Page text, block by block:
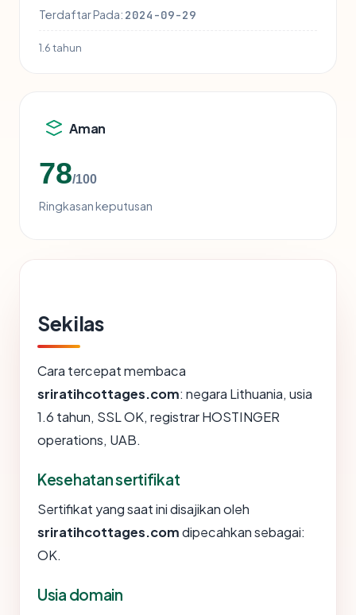
Terdaftar Pada: 2024-09-29
1.6 tahun
Aman
78/100
Ringkasan keputusan
Sekilas
Cara tercepat membaca
sriratihcottages.com: negara Lithuania, usia
1.6 tahun, SSL OK, registrar HOSTINGER
operations, UAB.
Kesehatan sertifikat
Sertifikat yang saat ini disajikan oleh
sriratihcottages.comdipecahkan sebagai:
OK.
Usia domain